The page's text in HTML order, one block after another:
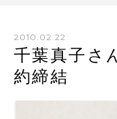
2010.02.22
千葉真子さ
約締結